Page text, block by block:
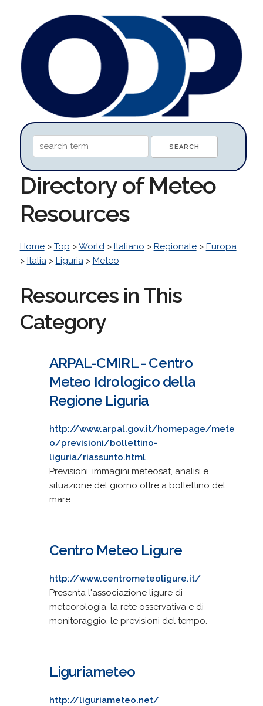
Directory of Meteo
Resources
Home> Top >World> Italiano > Regionale> Europa
> Italia> Liguria> Meteo
Resources in This
Category
ARPAL-CMIRL - Centro
Meteo Idrologico della
Regione Liguria
http://www.arpal.gov.it/homepage/mete
o/previsioni/bollettino-
liguria/riassunto.html
Previsioni, immagini meteosat, analisi e
situazione del giorno oltre a bollettino del
mare.
Centro Meteo Ligure
http://www.centrometeoligure.it/
Presenta l'associazione ligure di
meteorologia, la rete osservativa e di
monitoraggio, le previsioni del tempo.
Liguriameteo
http://liguriameteo.net/